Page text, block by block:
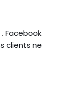
. Facebook
clients ne